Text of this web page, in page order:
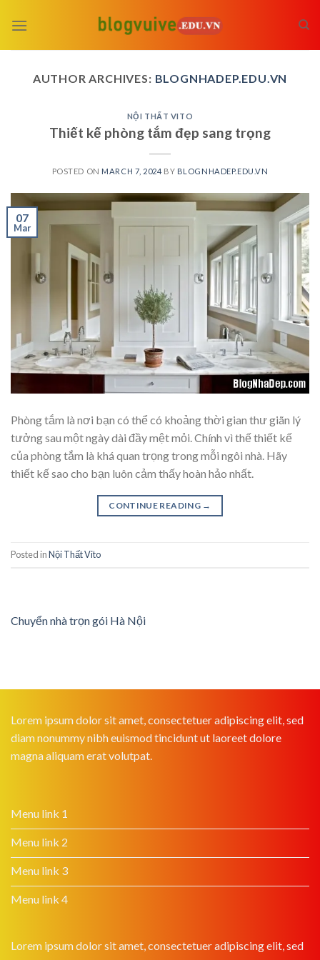
AUTHOR ARCHIVES: BLOGNHADEP.EDU.VN
NỘI THẤT VITO
Thiết kế phòng tắm đẹp sang trọng
POSTED ON MARCH 7, 2024 BY BLOGNHADEP.EDU.VN
07
Mar
Phòng tắm là nơi bạn có thể có khoảng thời gian thư giãn lý
tưởng sau một ngày dài đầy mệt mỏi. Chính vì thế thiết kế
của phòng tắm là khá quan trọng trong mỗi ngôi nhà. Hãy
thiết kế sao cho bạn luôn cảm thấy hoàn hảo nhất.
CONTINUE READING →
Posted inNội Thất Vito
Chuyển nhà trọn gói Hà Nội
Lorem ipsum dolor sit amet, consectetuer adipiscing elit, sed
diam nonummy nibh euismod tincidunt ut laoreet dolore
magna aliquam erat volutpat.
Menu link 1
Menu link 2
Menu link 3
Menu link 4
Lorem ipsum dolor sit amet, consectetuer adipiscing elit, sed